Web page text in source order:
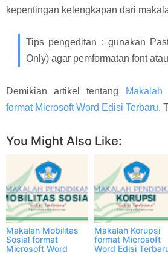
kepentingan kelengkapan dari
Tips pengeditan : gunakan
Only) agar pemformatan font
Demikian artikel tentang
Makalah
format Microsoft Word Edisi Terbaru.
You Might Also Like:
Makalah Mobilitas
Sosial format
Microsoft Word
Makalah Korupsi
format Microsoft
Word Edisi